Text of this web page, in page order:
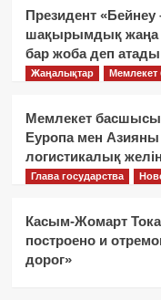
Президент «Бейнеу
шақырымдық
бар жоба деп атады
Жаңалықтар
Мемлекет басшысы:
Еуропа мен
логистикалық
Глава государства
Касым-Жомарт
построено и
дорог»